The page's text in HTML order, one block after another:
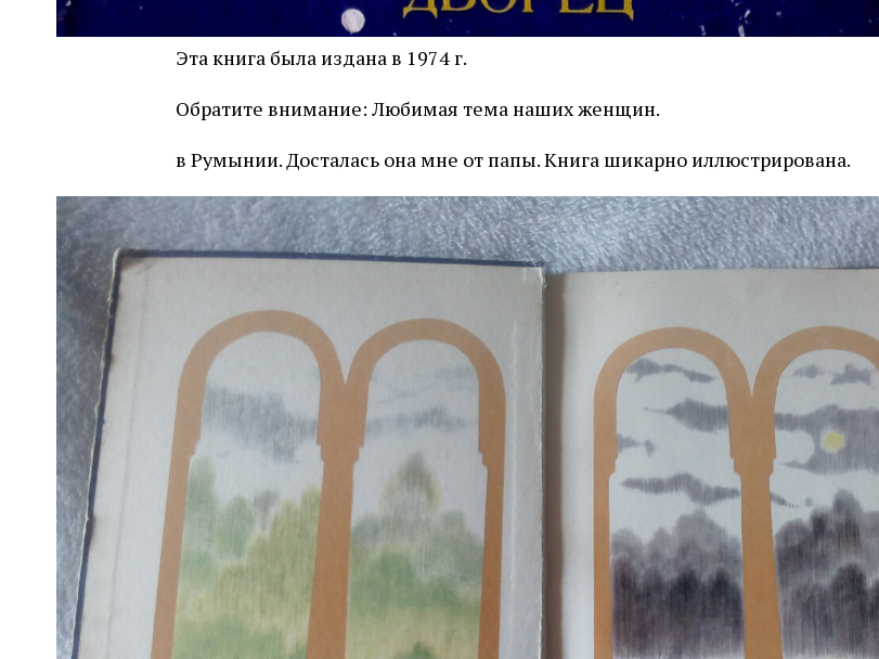
Эта книга была издана в 1974 г.
Обратите внимание: Любимая тема наших женщин.
в Румынии. Досталась она мне от папы. Книга шикарно иллюстрирована.